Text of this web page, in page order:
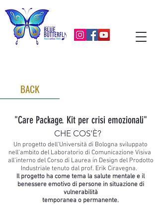
BACK
"Care Package. Kit per crisi emozionali"
CHE COS'È?
Un progetto dell'Università di Bologna sviluppato
nell'ambito del Laboratorio di Comunicazione Visiva
all'interno del Corso di Laurea in Design del Prodotto
Industriale tenuto dal prof. Erik Ciravegna.
Il progetto ha come tema la salute mentale e il
benessere emotivo di persone in situazione di
vulnerabilità
temporanea o permanente.